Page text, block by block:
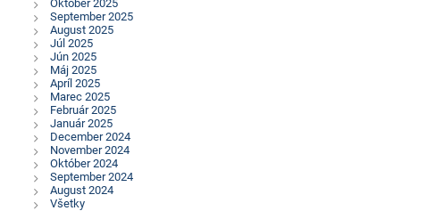
Október 2025
September 2025
August 2025
Júl 2025
Jún 2025
Máj 2025
Apríl 2025
Marec 2025
Február 2025
Január 2025
December 2024
November 2024
Október 2024
September 2024
August 2024
Všetky